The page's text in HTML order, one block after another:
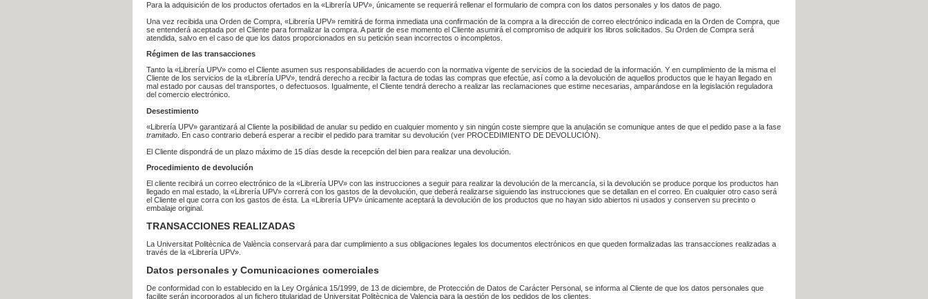
Para la adquisición de los productos ofertados en la «Librería UPV», únicamente se requerirá rellenar el formulario de compra con los datos personales y los datos de pago.
Una vez recibida una Orden de Compra, «Librería UPV» remitirá de forma inmediata una confirmación de la compra a la dirección de correo electrónico indicada en la Orden de Compra, que
se entenderá aceptada por el Cliente para formalizar la compra. A partir de ese momento el Cliente asumirá el compromiso de adquirir los libros solicitados. Su Orden de Compra será
atendida, salvo en el caso de que los datos proporcionados en su petición sean incorrectos o incompletos.
Régimen de las transacciones
Tanto la «Librería UPV» como el Cliente asumen sus responsabilidades de acuerdo con la normativa vigente de servicios de la sociedad de la información. Y en cumplimiento de la misma el
Cliente de los servicios de la «Librería UPV», tendrá derecho a recibir la factura de todas las compras que efectúe, así como a la devolución de aquellos productos que le hayan llegado en
mal estado por causas del transportes, o defectuosos. Igualmente, el Cliente tendrá derecho a realizar las reclamaciones que estime necesarias, amparándose en la legislación reguladora
del comercio electrónico.
Desestimiento
«Librería UPV» garantizará al Cliente la posibilidad de anular su pedido en cualquier momento y sin ningún coste siempre que la anulación se comunique antes de que el pedido pase a la fase
tramitado . En caso contrario deberá esperar a recibir el pedido para tramitar su devolución (ver PROCEDIMIENTO DE DEVOLUCIÓN).
El Cliente dispondrá de un plazo máximo de 15 días desde la recepción del bien para realizar una devolución.
Procedimiento de devolución
El cliente recibirá un correo electrónico de la «Librería UPV» con las instrucciones a seguir para realizar la devolución de la mercancía, si la devolución se produce porque los productos han
llegado en mal estado, la «Librería UPV» correrá con los gastos de la devolución, que deberá realizarse siguiendo las instrucciones que se detallan en el correo. En cualquier otro caso será
el Cliente el que corra con los gastos de ésta. La «Librería UPV» únicamente aceptará la devolución de los productos que no hayan sido abiertos ni usados y conserven su precinto o
embalaje original.
TRANSACCIONES REALIZADAS
La Universitat Politècnica de València conservará para dar cumplimiento a sus obligaciones legales los documentos electrónicos en que queden formalizadas las transacciones realizadas a
través de la «Librería UPV».
Datos personales y Comunicaciones comerciales
De conformidad con lo establecido en la Ley Orgánica 15/1999, de 13 de diciembre, de Protección de Datos de Carácter Personal, se informa al Cliente de que los datos personales que
facilite serán incorporados al un fichero titularidad de Universitat Politècnica de Valencia para la gestión de los pedidos de los clientes.